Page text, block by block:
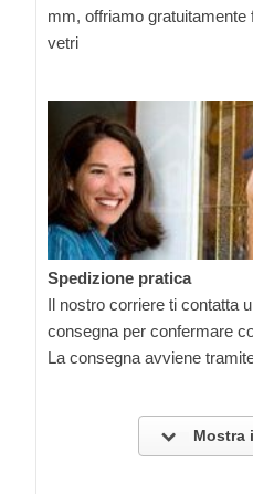
mm, offriamo gratuitamente
vetri
Spedizione pratica
Il nostro corriere ti contatta
consegna per confermare
La consegna avviene
Mostra